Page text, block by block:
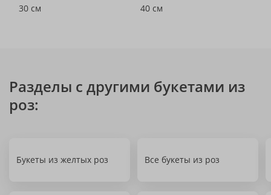
30 см
40 см
Разделы с другими букетами из
роз:
Букеты из желтых роз Все букеты из роз